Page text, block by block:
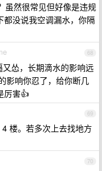
虽然很常见但好像是违规
都没说我空调漏水，你隔
68
怂，长期滴水的影响远
影响你忍了，给你断几
厉害👍
69
楼。若多次上去找地方
70